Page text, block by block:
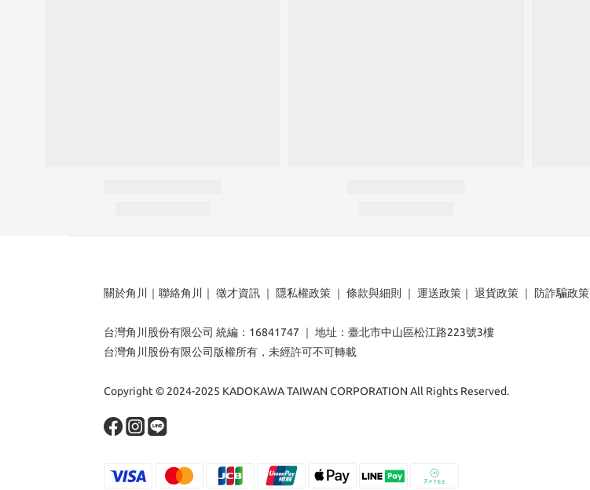
關於角川 ｜ 聯絡角川 ｜ 徵才資訊 ｜ 隱私權政策 ｜ 條款與細則 ｜ 運送政策 ｜ 退貨政策 ｜ 防詐騙政策
台灣角川股份有限公司 統編：16841747 ｜ 地址：臺北市中山區松江路223號3樓
台灣角川股份有限公司版權所有，未經許可不可轉載
Copyright © 2024-2025 KADOKAWA TAIWAN CORPORATION All Rights Reserved.